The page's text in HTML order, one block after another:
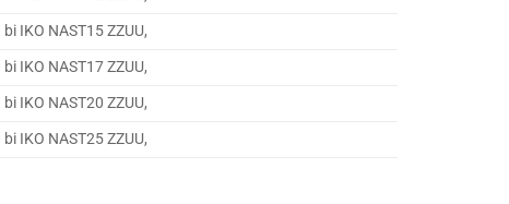
bi IKO NAST15 ZZUU,
bi IKO NAST17 ZZUU,
bi IKO NAST20 ZZUU,
bi IKO NAST25 ZZUU,